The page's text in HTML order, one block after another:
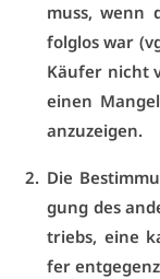
muss, wenn
folg­los war
Käu­fer nicht
ei­nen
an­zu­zei­gen.
Die
gung des
triebs, ei­ne
fer